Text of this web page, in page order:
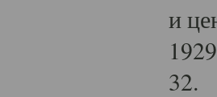
и
32.